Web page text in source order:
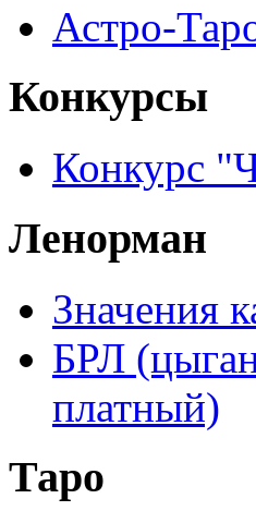
Астро-
Конкурсы
Конкурс
Ленорман
Значения
БРЛ
платный)
Таро